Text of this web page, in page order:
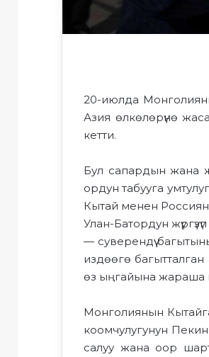
20-июлда
Азия өлкөлөрүнө
кетти.
Бул сапардынжана
ордун табууга
Кытай менен
Улан-Батордун
— суверендүү багытын
издөөгө багытталган
өз ыңгайына жараша
Монголиянын
коомчулугунун
салуу жана оор